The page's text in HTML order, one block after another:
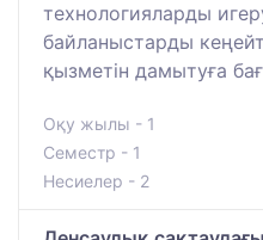
технологияларды
байланыстарды
қызметін дамытуға
Оқу жылы - 1
Семестр - 1
Несиелер - 2